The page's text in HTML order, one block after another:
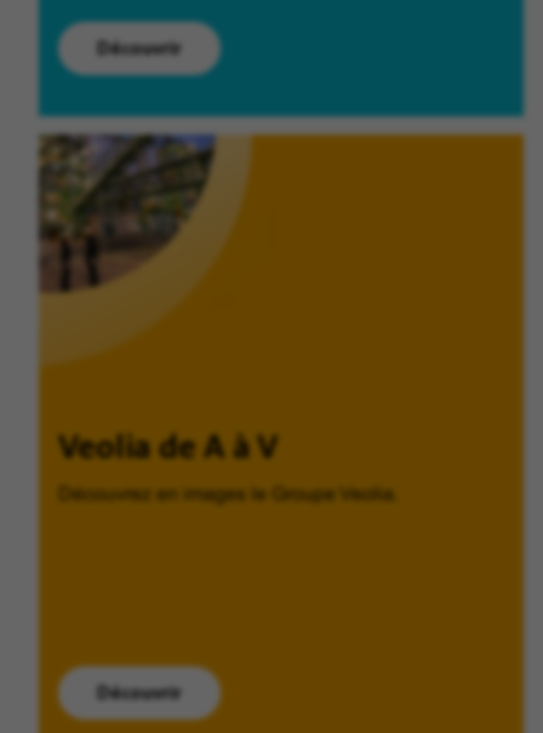
Découvrir
Veolia de A à V
Découvrez en images le Groupe Veolia.
Découvrir